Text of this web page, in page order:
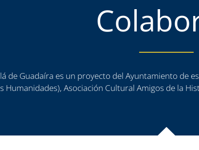
de Guadaíra es un proyecto del Ayuntamiento de
Humanidades), Asociación Cultural Amigos de la